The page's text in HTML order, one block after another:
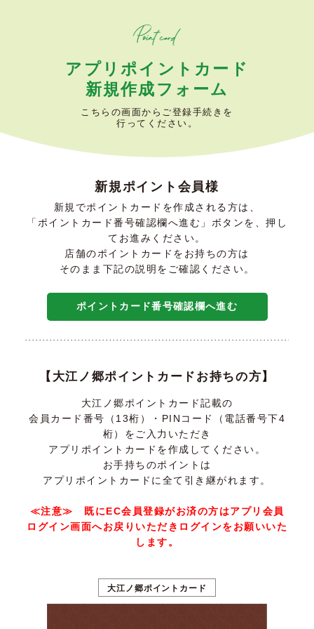
アプリポイントカード
新規作成フォーム
こちらの画面からご登録手続きを
行ってください。
新規ポイント会員様
新規でポイントカードを作成される方は、
「ポイントカード番号確認欄へ進む」ボタンを、押し
てお進みください。
店舗のポイントカードをお持ちの方は
そのまま下記の説明をご確認ください。
ポイントカード番号確認欄へ進む
【大江ノ郷ポイントカードお持ちの方】
大江ノ郷ポイントカード記載の
会員カード番号（13桁）・PINコード（電話番号下4
桁）をご入力いただき
アプリポイントカードを作成してください。
お手持ちのポイントは
アプリポイントカードに全て引き継がれます。
≪注意≫ 既にEC会員登録がお済の方はアプリ会員
ログイン画面へお戻りいただきログインをお願いいた
します。
大江ノ郷ポイントカード